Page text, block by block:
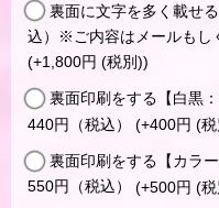
裏面に文字を多く載せ
込）※ご内容はメールもし
(+1,800円 (税別))
裏面印刷をする【白黒
440円（税込） (+400円 (
裏面印刷をする【カラ
550円（税込） (+500円 (